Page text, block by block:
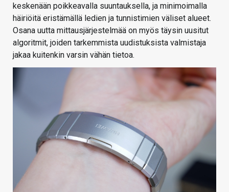
keskenään poikkeavalla suuntauksella, ja minimoimalla
häiriöitä eristämällä ledien ja tunnistimien väliset alueet.
Osana uutta mittausjärjestelmää on myös täysin uusitut
algoritmit, joiden tarkemmista uudistuksista valmistaja
jakaa kuitenkin varsin vähän tietoa.